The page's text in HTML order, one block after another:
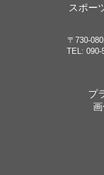
スポー
〒730-
TEL: 090-
プ